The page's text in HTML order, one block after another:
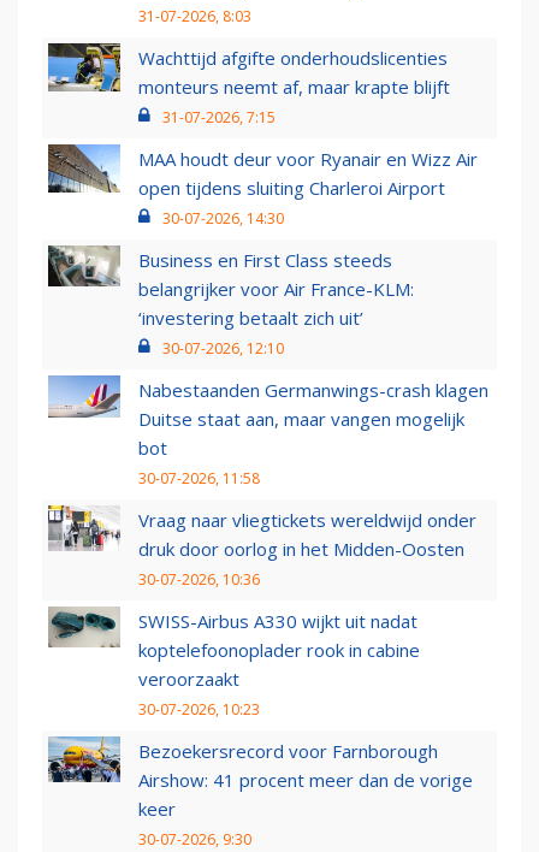
31-07-2026, 8:03
Wachttijd afgifte onderhoudslicenties
monteurs neemt af, maar krapte blijft
31-07-2026, 7:15
MAA houdt deur voor Ryanair en Wizz Air
open tijdens sluiting Charleroi Airport
30-07-2026, 14:30
Business en First Class steeds
belangrijker voor Air France-KLM:
‘investering betaalt zich uit’
30-07-2026, 12:10
Nabestaanden Germanwings-crash klagen
Duitse staat aan, maar vangen mogelijk
bot
30-07-2026, 11:58
Vraag naar vliegtickets wereldwijd onder
druk door oorlog in het Midden-Oosten
30-07-2026, 10:36
SWISS-Airbus A330 wijkt uit nadat
koptelefoonoplader rook in cabine
veroorzaakt
30-07-2026, 10:23
Bezoekersrecord voor Farnborough
Airshow: 41 procent meer dan de vorige
keer
30-07-2026, 9:30